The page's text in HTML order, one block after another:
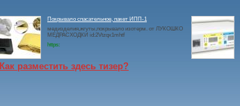
Покрывало спасательное, пакет ИПП-1
медизделия,жгуты,покрывало изотерм. от ЛУКОШКО
МЕДРАСХОДКИ id:2Vtzqx1mhtf
https:
Как разместить здесь тизер?